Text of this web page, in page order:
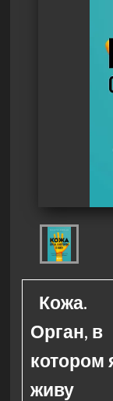
Кожа.
Орган, в
котором
живу